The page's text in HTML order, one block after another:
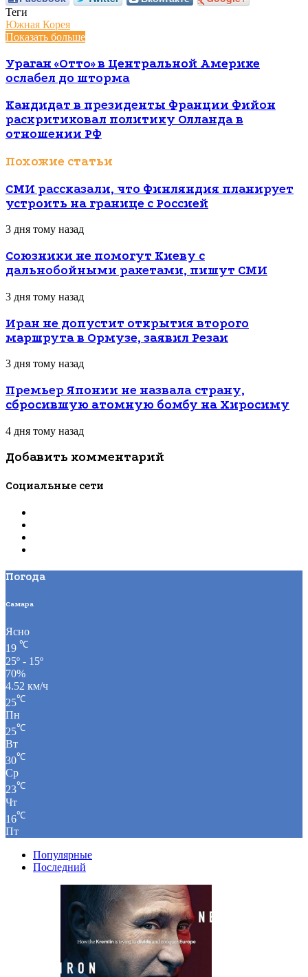
Теги
Южная Корея
Показать больше
Ураган «Отто» в Центральной Америке
ослабел до шторма
Кандидат в президенты Франции Фийон
раскритиковал политику Олланда в
отношении РФ
Похожие статьи
СМИ рассказали, что Финляндия планирует
устроить на границе с Россией
3 дня тому назад
Союзники не помогут Киеву с
дальнобойными ракетами, пишут СМИ
3 дня тому назад
Иран не допустит открытия второго
маршрута в Ормузе, заявил Резаи
3 дня тому назад
Премьер Японии не назвала страну,
сбросившую атомную бомбу на Хиросиму
4 дня тому назад
Добавить комментарий
Социальные сети
Погода
Самара
Ясно
19 ℃
25º - 15º
70%
4.52 км/ч
25℃
Пн
25℃
Вт
30℃
Ср
23℃
Чт
16℃
Пт
Популярные
Последний